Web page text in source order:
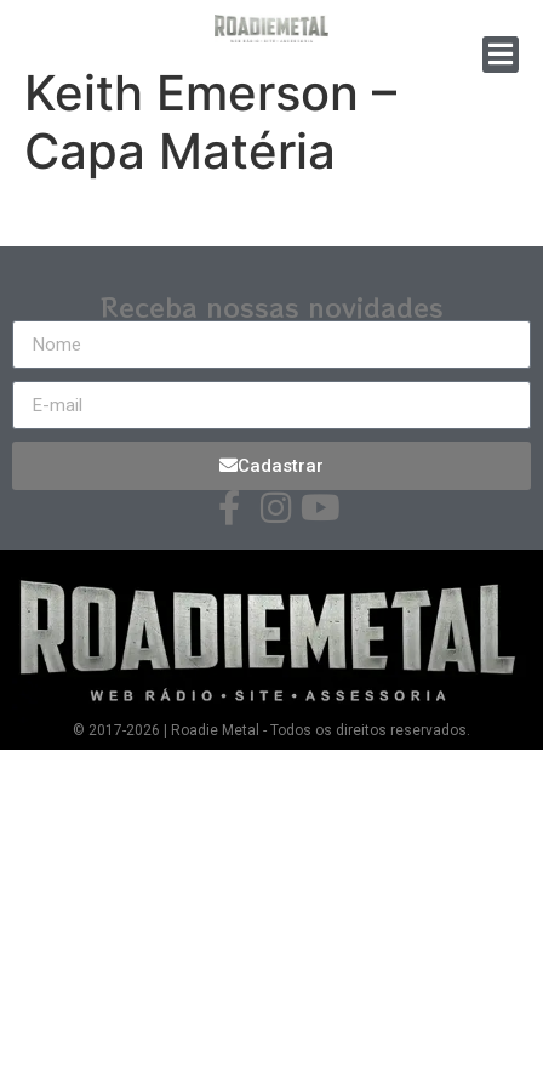
Keith Emerson –
Capa Matéria
Receba nossas novidades
Cadastrar
© 2017-2026 | Roadie Metal - Todos os direitos reservados.